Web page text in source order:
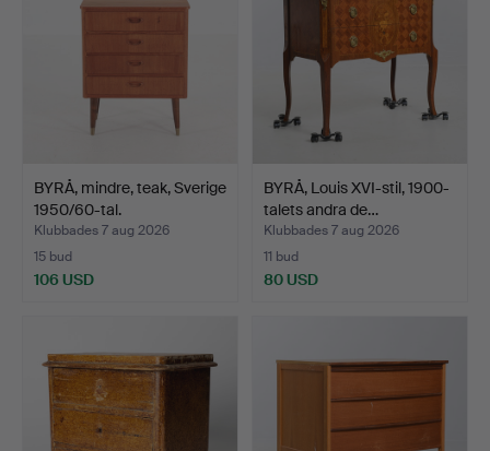
BYRÅ, mindre, teak, Sverige
1950/60-tal.
Klubbades 7 aug 2026
15 bud
106 USD
BYRÅ, Louis XVI-stil, 1900-
talets andra de…
Klubbades 7 aug 2026
11 bud
80 USD